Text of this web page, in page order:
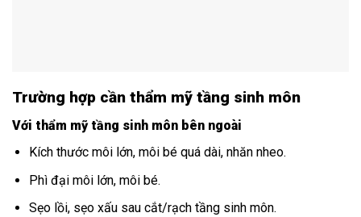
Trường hợp cần thẩm mỹ tầng sinh môn
Với thẩm mỹ tầng sinh môn bên ngoài
Kích thước môi lớn, môi bé quá dài, nhăn nheo.
Phì đại môi lớn, môi bé.
Sẹo lồi, sẹo xấu sau cắt/rạch tầng sinh môn.